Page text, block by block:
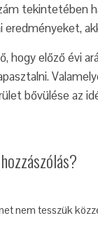
tekintetében
eredményeket,
hogy előző évi
bővülése az
nem tesszük